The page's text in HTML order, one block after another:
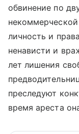
обвинение по
личность и
ненависти и
лет лишения
преследуют
время ареста